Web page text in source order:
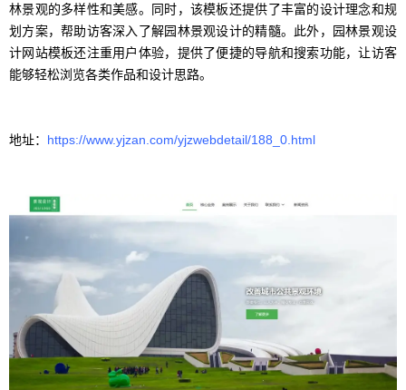
林景观的多样性和美感。同时，该模板还提供了丰富的设计理念和规
划方案，帮助访客深入了解园林景观设计的精髓。此外，园林景观设
计网站模板还注重用户体验，提供了便捷的导航和搜索功能，让访客
能够轻松浏览各类作品和设计思路。
地址： https://www.yjzan.com/yjzwebdetail/188_0.html